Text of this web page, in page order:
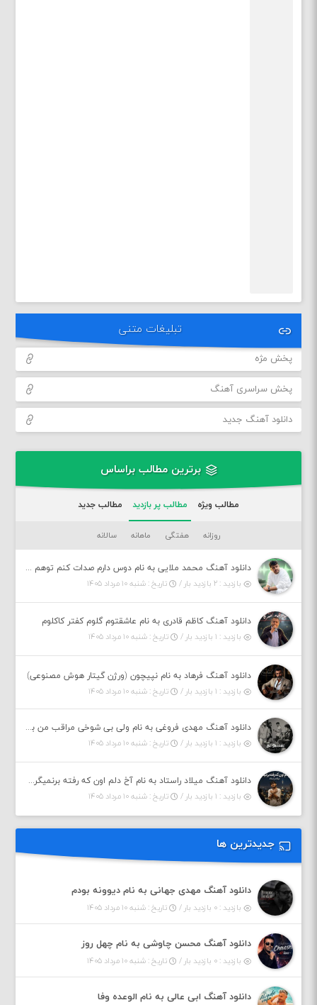
تبلیغات متنی
پخش مژه
پخش سراسری آهنگ
دانلود آهنگ جدید
برترین مطالب براساس
مطالب ویژه مطالب پر بازدید مطالب جدید
روزانه هفتگی ماهانه سالانه
دانلود آهنگ محمد ملایی به نام دوس دارم صدات کنم توهم بگی جونم نیمه پنهونم
بازدید : ۲ بازدید بار /
تاریخ : شنبه ۱۰ مرداد ۱۴۰۵
دانلود آهنگ کاظم قادری به نام عاشقتوم گلوم کفتر کاکلوم
بازدید : ۱ بازدید بار /
تاریخ : شنبه ۱۰ مرداد ۱۴۰۵
دانلود آهنگ فرهاد به نام نپیچون (ورژن گیتار هوش مصنوعی)
بازدید : ۱ بازدید بار /
تاریخ : شنبه ۱۰ مرداد ۱۴۰۵
دانلود آهنگ مهدی فروغی به نام ولی بی شوخی مراقب من باش
بازدید : ۱ بازدید بار /
تاریخ : شنبه ۱۰ مرداد ۱۴۰۵
دانلود آهنگ میلاد راستاد به نام آخ دلم اون که رفته برنمیگرده اون که رفته خیلی نامرده
بازدید : ۱ بازدید بار /
تاریخ : شنبه ۱۰ مرداد ۱۴۰۵
جدیدترین ها
دانلود آهنگ مهدی جهانی به نام دیوونه بودم
بازدید : ۰ بازدید بار / تاریخ : شنبه ۱۰ مرداد ۱۴۰۵
دانلود آهنگ محسن چاوشی به نام چهل روز
بازدید : ۰ بازدید بار / تاریخ : شنبه ۱۰ مرداد ۱۴۰۵
دانلود آهنگ ابی عالی به نام الوعده وفا